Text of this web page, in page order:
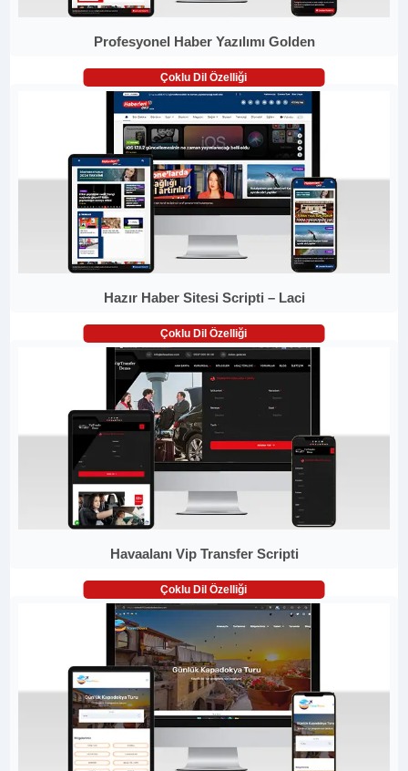
Profesyonel Haber Yazılımı Golden
Çoklu Dil Özelliği
Hazır Haber Sitesi Scripti – Laci
Çoklu Dil Özelliği
Havaalanı Vip Transfer Scripti
Çoklu Dil Özelliği